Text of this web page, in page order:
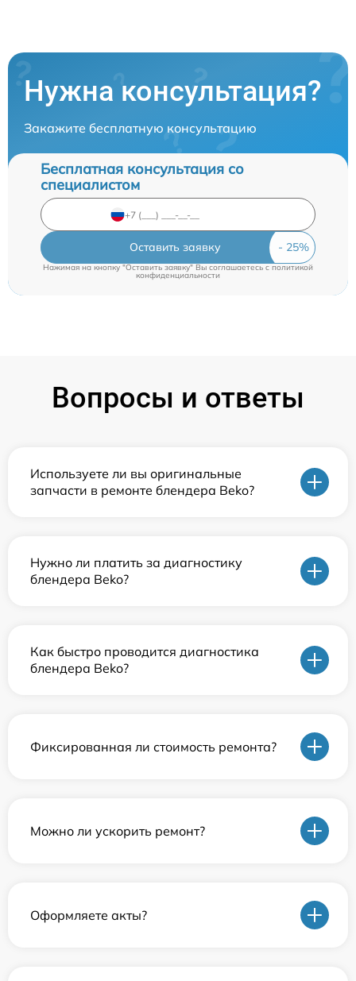
Нужна консультация?
Закажите бесплатную консультацию
Бесплатная консультация со
специалистом
Оставить заявку
Нажимая на кнопку "Оставить заявку" Вы соглашаетесь c политикой
конфиденциальности
Вопросы и ответы
Используете ли вы оригинальные
запчасти в ремонте блендера Beko?
Нужно ли платить за диагностику
блендера Beko?
Как быстро проводится диагностика
блендера Beko?
Фиксированная ли стоимость ремонта?
Можно ли ускорить ремонт?
Оформляете акты?